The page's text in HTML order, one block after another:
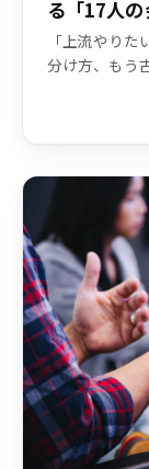
る「17人
「上流やり
分け方、もう